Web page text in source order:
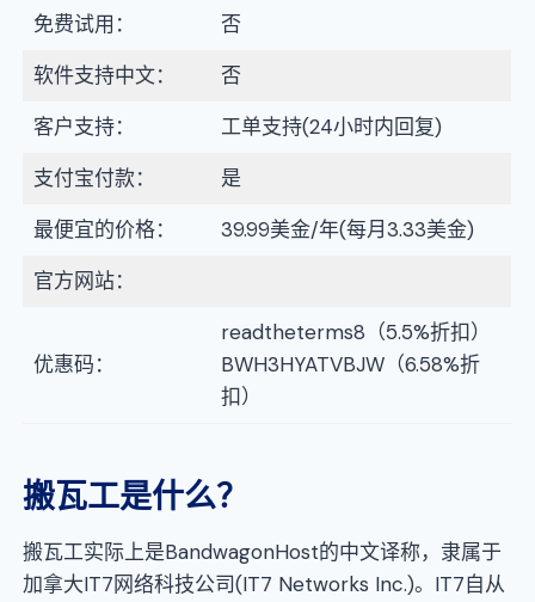
免费试用：
否
软件支持中文：
否
客户支持：
工单支持(24小时内回复)
支付宝付款：
是
最便宜的价格：
39.99美金/年(每月3.33美金)
官方网站：
优惠码：
readtheterms8（5.5%折扣）
BWH3HYATVBJW（6.58%折
扣）
搬瓦工是什么？
搬瓦工实际上是BandwagonHost的中文译称，隶属于
加拿大IT7网络科技公司(IT7 Networks Inc.)。IT7自从